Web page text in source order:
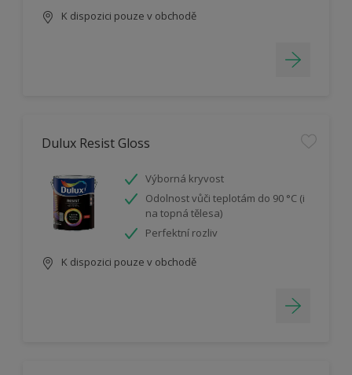
K dispozici pouze v obchodě
Dulux Resist Gloss
Výborná kryvost
Odolnost vůči teplotám do 90 °C (i
na topná tělesa)
Perfektní rozliv
K dispozici pouze v obchodě